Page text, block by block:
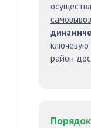
ключевую
район